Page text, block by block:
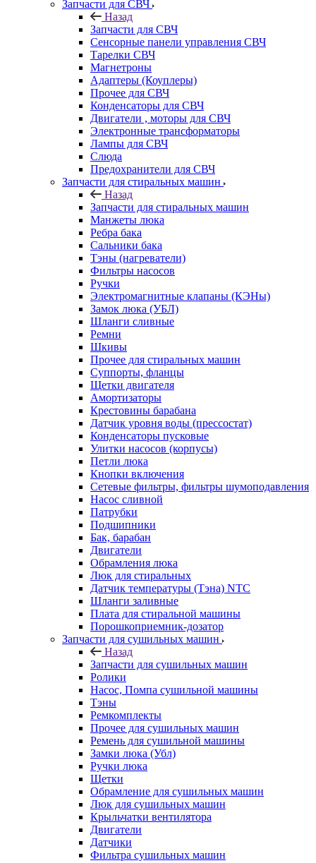
Запчасти для СВЧ
Назад
Запчасти для СВЧ
Сенсорные панели управления СВЧ
Тарелки СВЧ
Магнетроны
Адаптеры (Коуплеры)
Прочее для СВЧ
Конденсаторы для СВЧ
Двигатели , моторы для СВЧ
Электронные трансформаторы
Лампы для СВЧ
Слюда
Предохранители для СВЧ
Запчасти для стиральных машин
Назад
Запчасти для стиральных машин
Манжеты люка
Ребра бака
Сальники бака
Тэны (нагреватели)
Фильтры насосов
Ручки
Электромагнитные клапаны (КЭНы)
Замок люка (УБЛ)
Шланги сливные
Ремни
Шкивы
Прочее для стиральных машин
Суппорты, фланцы
Щетки двигателя
Амортизаторы
Крестовины барабана
Датчик уровня воды (прессостат)
Конденсаторы пусковые
Улитки насосов (корпусы)
Петли люка
Кнопки включения
Сетевые фильтры, фильтры шумоподавления
Насос сливной
Патрубки
Подшипники
Бак, барабан
Двигатели
Обрамления люка
Люк для стиральных
Датчик температуры (Тэна) NTC
Шланги заливные
Плата для стиральной машины
Порошкоприемник-дозатор
Запчасти для сушильных машин
Назад
Запчасти для сушильных машин
Ролики
Насос, Помпа сушильной машины
Тэны
Ремкомплекты
Прочее для сушильных машин
Ремень для сушильной машины
Замки люка (Убл)
Ручки люка
Щетки
Обрамление для сушильных машин
Люк для сушильных машин
Крыльчатки вентилятора
Двигатели
Датчики
Фильтра сушильных машин